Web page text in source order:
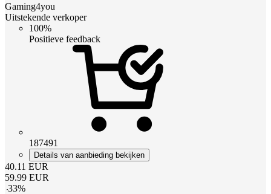
Gaming4you
Uitstekende verkoper
100%
Positieve feedback
187491
Details van aanbieding bekijken
40.11 EUR
59.99 EUR
-33%